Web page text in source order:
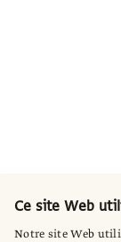
Ce site Web
Notre site Web